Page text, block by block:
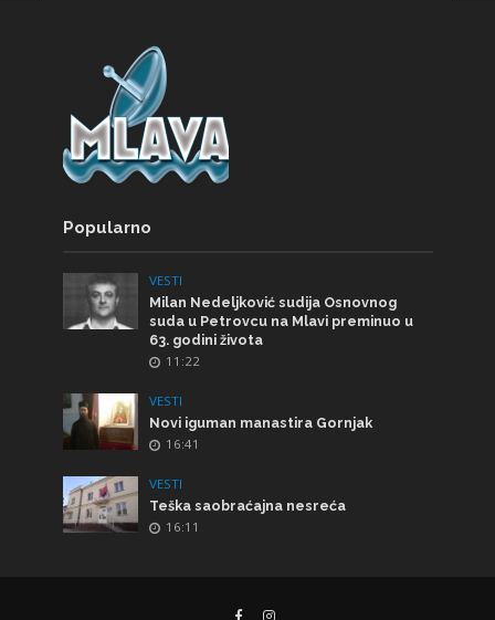
Popularno
VESTI
Milan Nedeljković sudija Osnovnog
suda u Petrovcu na Mlavi preminuo u
63. godini života
11:22
VESTI
Novi iguman manastira Gornjak
16:41
VESTI
Teška saobraćajna nesreća
16:11